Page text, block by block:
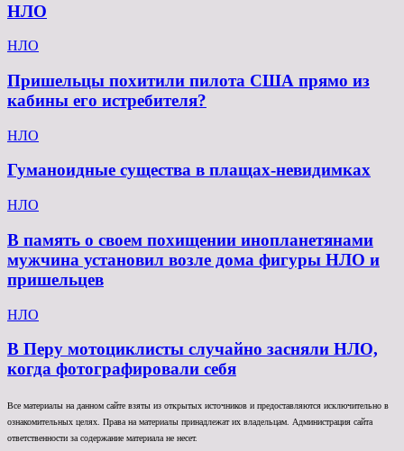
НЛО
НЛО
Пришельцы похитили пилота США прямо из
кабины его истребителя?
НЛО
Гуманоидные существа в плащах-невидимках
НЛО
В память о своем похищении инопланетянами
мужчина установил возле дома фигуры НЛО и
пришельцев
НЛО
В Перу мотоциклисты случайно засняли НЛО,
когда фотографировали себя
Все материалы на данном сайте взяты из открытых источников и предоставляются исключительно в
ознакомительных целях. Права на материалы принадлежат их владельцам. Администрация сайта
ответственности за содержание материала не несет.